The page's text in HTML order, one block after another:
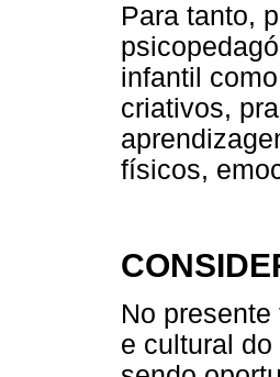
Para tanto,
infantil
criativos,
físicos,
No
e cultural